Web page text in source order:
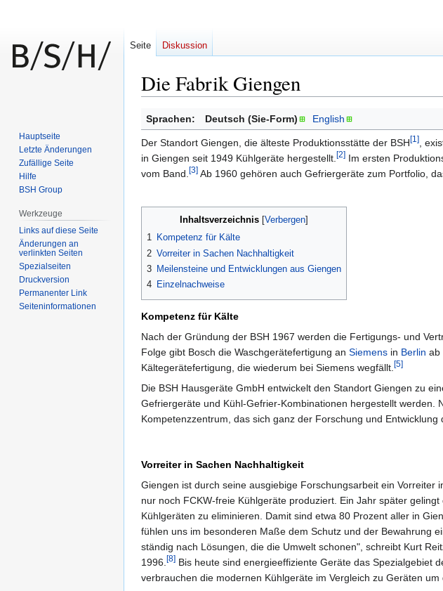
Die Fabrik Giengen
Zur
Navigation
springen
Zur
Suche
springen
Sprachen: Deutsch (Sie-Form) English
Der Standort Giengen, die älteste Produktionsstätte der BSH[1],
in Giengen seit 1949 Kühlgeräte hergestellt.[2] Im ersten
vom Band.[3] Ab 1960 gehören auch Gefriergeräte zum Portfolio,
Inhaltsverzeichnis
1 Kompetenz für Kälte
2 Vorreiter in Sachen Nachhaltigkeit
3 Meilensteine und Entwicklungen aus Giengen
4 Einzelnachweise
Kompetenz für Kälte
Nach der Gründung der BSH 1967 werden die Fertigungs- und
Folge gibt Bosch die Waschgerätefertigung an Siemens in Berlin ab
Kältegerätefertigung, die wiederum bei Siemens wegfällt. [5]
Die BSH Hausgeräte GmbH entwickelt den Standort Giengen zu
Gefriergeräte und Kühl-Gefrier-Kombinationen hergestellt werden.
Kompetenzzentrum, das sich ganz der Forschung und Entwicklung
Vorreiter in Sachen Nachhaltigkeit
Giengen ist durch seine ausgiebige Forschungsarbeit ein
nur noch FCKW-freie Kühlgeräte produziert. Ein Jahr später
Kühlgeräten zu eliminieren. Damit sind etwa 80 Prozent aller in
fühlen uns im besonderen Maße dem Schutz und der Bewahrung
ständig nach Lösungen, die die Umwelt schonen", schreibt Kurt
1996. [8] Bis heute sind energieeffiziente Geräte das Spezialgebiet
verbrauchen die modernen Kühlgeräte im Vergleich zu Geräten um
Seite Diskussion
Hauptseite
Letzte Änderungen
Zufällige Seite
Hilfe
BSH Group
Werkzeuge
Links auf diese Seite
Änderungen an
verlinkten Seiten
Spezialseiten
Druckversion
Permanenter Link
Seiten­informationen